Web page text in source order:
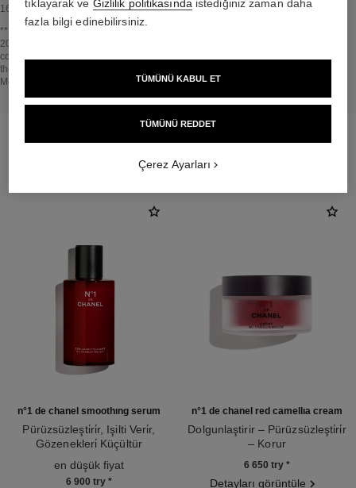
16128.
BaşlığBBaşlığa geri dön↩
** Estimation calculated in April 2021 using the method published by the IPCC in
2013 and in compliance with ISO 14067. Scope of analysis: manufacture of
cosmetic ingredients and packaging components, production, distribution, use of
the product (if relevant to the product) and end of life of the packaging.
Methodology verified by Bureau Veritas.
BaşlığBBaşlığa geri dön↩
THE PERFECT MATCH
n°1 de chanel smoothing serum
Pürüzsüzleşti̇ri̇r, Işilti Veri̇r,
Gözenekleri̇ Küçültür
en düşük fiyat
6 900 try *
n°1 de chanel red camellia cream
Dolgunlaştirir – Pürüzsüzleşti̇ri̇r
– Korur
6 650 try *
Detayları görüntüle
tıklayarak ve Gizlilik politikasında istediğiniz zaman daha
fazla bilgi edinebilirsiniz.
TÜMÜNÜ REDDET
TÜMÜNÜ KABUL ET
Çerez Ayarları